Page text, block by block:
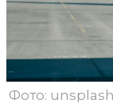
Фото: